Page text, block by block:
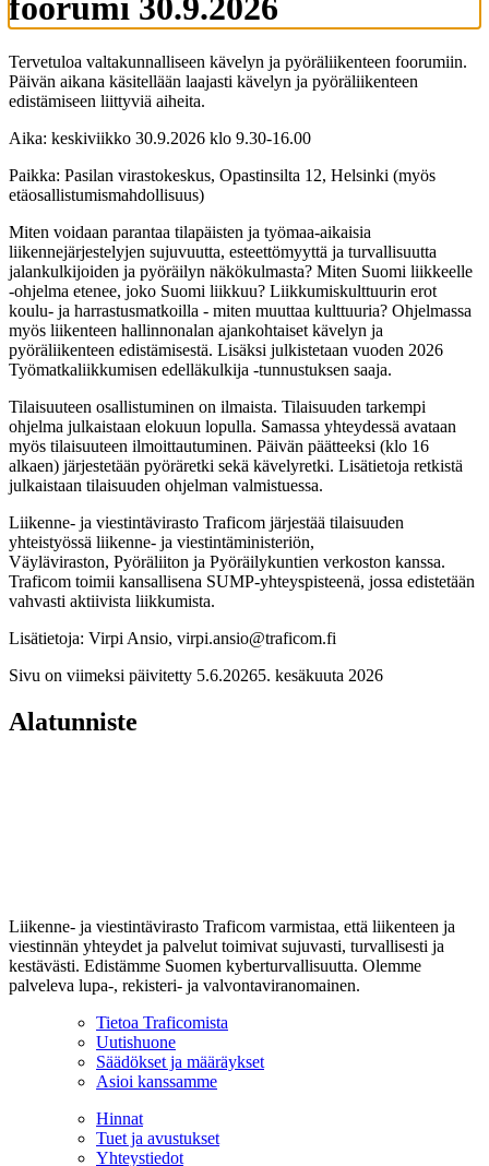
foorumi 30.9.2026
Tervetuloa valtakunnalliseen kävelyn ja pyöräliikenteen foorumiin.
Päivän aikana käsitellään laajasti kävelyn ja pyöräliikenteen
edistämiseen liittyviä aiheita.
Aika: keskiviikko 30.9.2026 klo 9.30-16.00
Paikka: Pasilan virastokeskus, Opastinsilta 12, Helsinki (myös
etäosallistumismahdollisuus)
Miten voidaan parantaa tilapäisten ja työmaa-aikaisia
liikennejärjestelyjen sujuvuutta, esteettömyyttä ja turvallisuutta
jalankulkijoiden ja pyöräilyn näkökulmasta? Miten Suomi liikkeelle
-ohjelma etenee, joko Suomi liikkuu? Liikkumiskulttuurin erot
koulu- ja harrastusmatkoilla - miten muuttaa kulttuuria? Ohjelmassa
myös liikenteen hallinnonalan ajankohtaiset kävelyn ja
pyöräliikenteen edistämisestä. Lisäksi julkistetaan vuoden 2026
Työmatkaliikkumisen edelläkulkija -tunnustuksen saaja.
Tilaisuuteen osallistuminen on ilmaista. Tilaisuuden tarkempi
ohjelma julkaistaan elokuun lopulla. Samassa yhteydessä avataan
myös tilaisuuteen ilmoittautuminen. Päivän päätteeksi (klo 16
alkaen) järjestetään pyöräretki sekä kävelyretki. Lisätietoja retkistä
julkaistaan tilaisuuden ohjelman valmistuessa.
Liikenne- ja viestintävirasto Traficom järjestää tilaisuuden
yhteistyössä liikenne- ja viestintäministeriön,
Väyläviraston, Pyöräliiton ja Pyöräilykuntien verkoston kanssa.
Traficom toimii kansallisena SUMP-yhteyspisteenä, jossa edistetään
vahvasti aktiivista liikkumista.
Lisätietoja: Virpi Ansio, virpi.ansio@traficom.fi
Sivu on viimeksi päivitetty 5.6.20265. kesäkuuta 2026
Alatunniste
Liikenne- ja viestintävirasto Traficom varmistaa, että liikenteen ja
viestinnän yhteydet ja palvelut toimivat sujuvasti, turvallisesti ja
kestävästi. Edistämme Suomen kyberturvallisuutta. Olemme
palveleva lupa-, rekisteri- ja valvontaviranomainen.
Tietoa Traficomista
Uutishuone
Säädökset ja määräykset
Asioi kanssamme
Hinnat
Tuet ja avustukset
Yhteystiedot